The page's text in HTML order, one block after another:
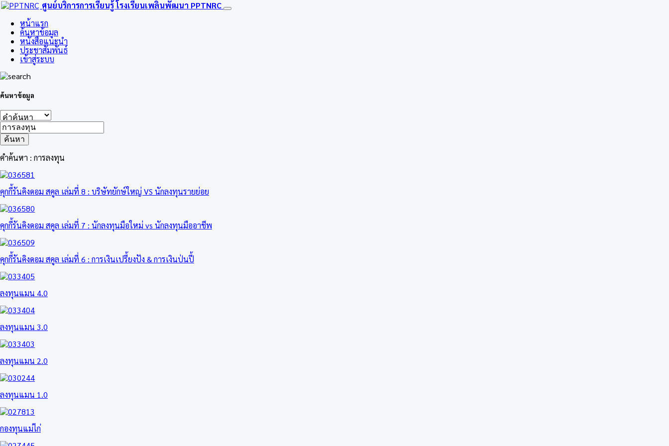
ศูนย์บริการการเรียนรู้ โรงเรียนเพลินพัฒนา PPTNRC
หน้าแรก
ค้นหาข้อมูล
หนังสือแนะนำ
ประชาสัมพันธ์
เข้าสู่ระบบ
ค้นหาข้อมูล
ค้นหา
คำค้นหา : การลงทุน
คุกกี้รันคิงดอม สคูล เล่มที่ 8 : บริษัทยักษ์ใหญ่ VS นักลงทุนรายย่อย
คุกกี้รันคิงดอม สคูล เล่มที่ 7 : นักลงทุนมือใหม่ vs นักลงทุนมืออาชีพ
คุกกี้รันคิงดอม สคูล เล่มที่ 6 : การเงินเปรี้ยงปัง & การเงินป่นปี้
ลงทุนแมน 4.0
ลงทุนแมน 3.0
ลงทุนแมน 2.0
ลงทุนแมน 1.0
กองทุนแม่ไก่